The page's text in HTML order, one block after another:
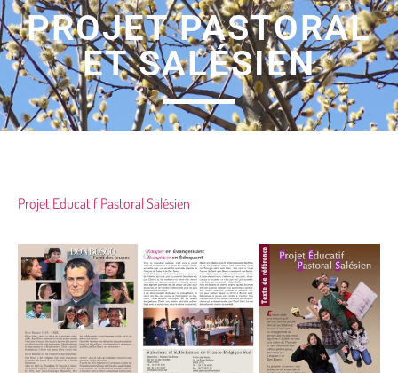
PROJET PASTORAL
ET SALÉSIEN
Projet Educatif Pastoral Salésien